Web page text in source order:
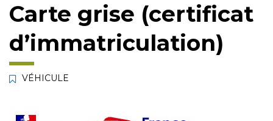
Carte grise (certificat
d’immatriculation)
VÉHICULE